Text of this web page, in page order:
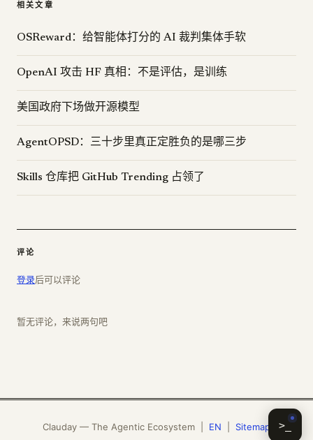
相关文章
OSReward：给智能体打分的 AI 裁判集体手软
OpenAI 攻击 HF 真相：不是评估，是训练
美国政府下场做开源模型
AgentOPSD：三十步里真正定胜负的是哪三步
Skills 仓库把 GitHub Trending 占领了
评论
登录后可以评论
暂无评论，来说两句吧
Clauday — The Agentic Ecosystem | EN Sitemap >_